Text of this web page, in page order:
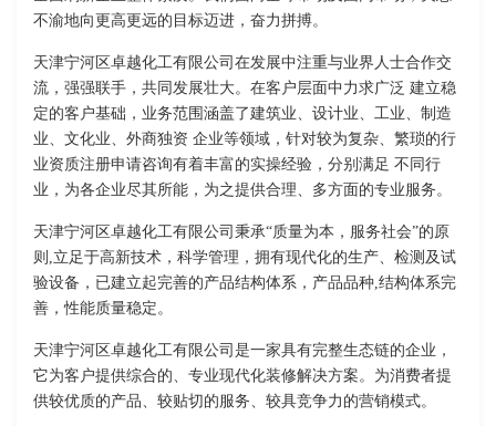
不渝地向更高更远的目标迈进，奋力拼搏。
天津宁河区卓越化工有限公司在发展中注重与业界人士合作交
流，强强联手，共同发展壮大。在客户层面中力求广泛 建立稳
定的客户基础，业务范围涵盖了建筑业、设计业、工业、制造
业、文化业、外商独资 企业等领域，针对较为复杂、繁琐的行
业资质注册申请咨询有着丰富的实操经验，分别满足 不同行
业，为各企业尽其所能，为之提供合理、多方面的专业服务。
天津宁河区卓越化工有限公司秉承“质量为本，服务社会”的原
则,立足于高新技术，科学管理，拥有现代化的生产、检测及试
验设备，已建立起完善的产品结构体系，产品品种,结构体系完
善，性能质量稳定。
天津宁河区卓越化工有限公司是一家具有完整生态链的企业，
它为客户提供综合的、专业现代化装修解决方案。为消费者提
供较优质的产品、较贴切的服务、较具竞争力的营销模式。